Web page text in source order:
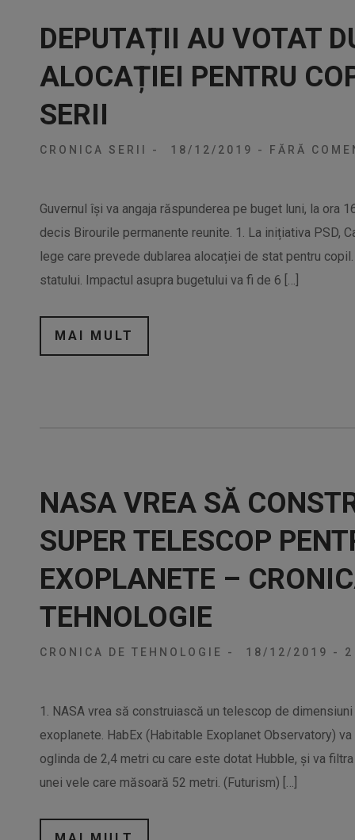
DEPUTAȚII AU VOTAT
ALOCAȚIEI PENTRU
SERII
CRONICA SERII - 18/12/2019 - FĂRĂ
Guvernul își va angaja răspunderea pe buget luni, la ora
decis Birourile permanente reunite. 1. La inițiativa PSD,
lege care prevede dublarea alocației de stat pentru
statului. Impactul asupra bugetului va fi de 6 […]
MAI MULT
NASA VREA SĂ
SUPER TELESCOP
EXOPLANETE –
TEHNOLOGIE
CRONICA DE TEHNOLOGIE - 18/12/2019 -
1. NASA vrea să construiască un telescop de
exoplanete. HabEx (Habitable Exoplanet Observatory)
oglinda de 2,4 metri cu care este dotat Hubble, și va
unei vele care măsoară 52 metri. (Futurism) […]